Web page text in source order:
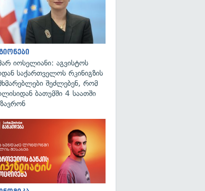
იოსელიანი: აგვისტოს
საქართველოს რკინიგზის
შეძლებენ, რომ
ბათუმში 4 საათში